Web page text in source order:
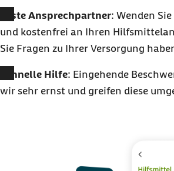
Feste Ansprechpartner: Wenden
und kostenfrei an Ihren
Sie Fragen zu Ihrer Versorgung
Schnelle Hilfe: Eingehende
wir sehr ernst und greifen diese